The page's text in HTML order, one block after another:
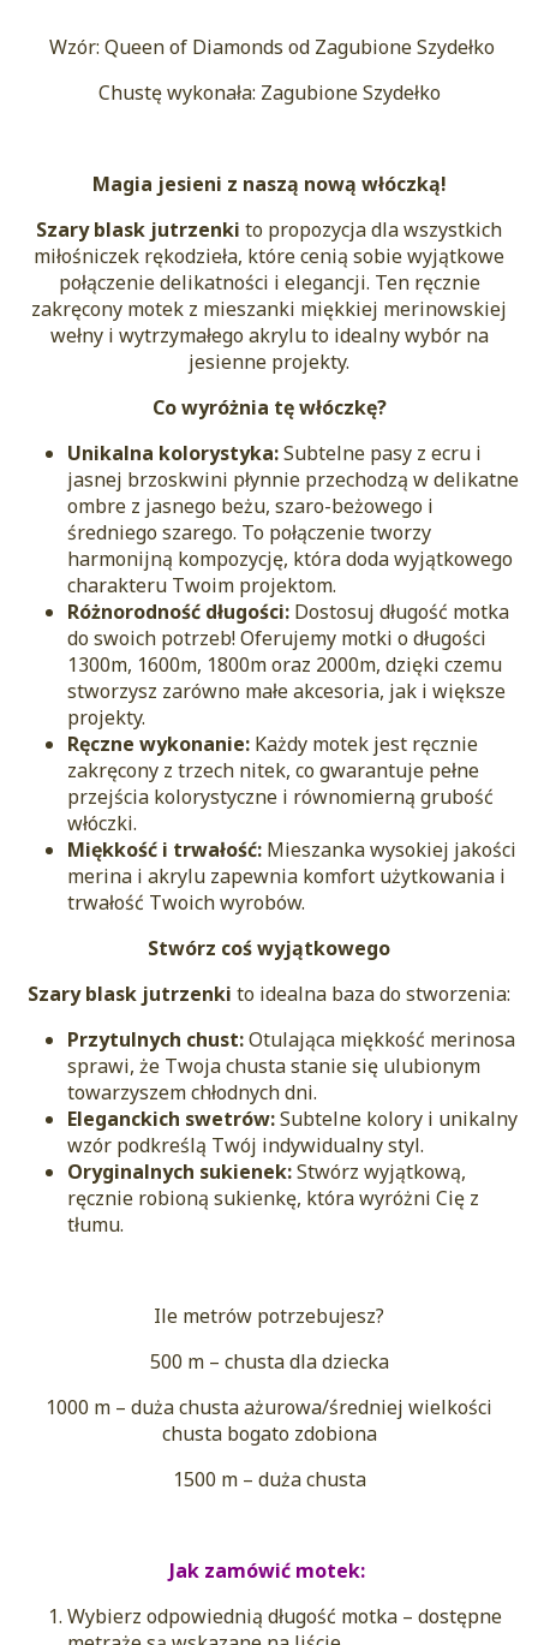
Wzór: Queen of Diamonds od Zagubione Szydełko
Chustę wykonała: Zagubione Szydełko
Magia jesieni z naszą nową włóczką!
Szary blask jutrzenki to propozycja dla wszystkich
miłośniczek rękodzieła, które cenią sobie wyjątkowe
połączenie delikatności i elegancji. Ten ręcznie
zakręcony motek z mieszanki miękkiej merinowskiej
wełny i wytrzymałego akrylu to idealny wybór na
jesienne projekty.
Co wyróżnia tę włóczkę?
Unikalna kolorystyka:Subtelne pasy z ecru i
jasnej brzoskwini płynnie przechodzą w delikatne
ombre z jasnego beżu, szaro-beżowego i
średniego szarego. To połączenie tworzy
harmonijną kompozycję, która doda wyjątkowego
charakteru Twoim projektom.
Różnorodność długości: Dostosuj długość motka
do swoich potrzeb! Oferujemy motki o długości
1300m, 1600m, 1800m oraz 2000m, dzięki czemu
stworzysz zarówno małe akcesoria, jak i większe
projekty.
Ręczne wykonanie: Każdy motek jest ręcznie
zakręcony z trzech nitek, co gwarantuje pełne
przejścia kolorystyczne i równomierną grubość
włóczki.
Miękkość i trwałość: Mieszanka wysokiej jakości
merina i akrylu zapewnia komfort użytkowania i
trwałość Twoich wyrobów.
Stwórz coś wyjątkowego
Szary blask jutrzenki to idealna baza do stworzenia:
Przytulnych chust:Otulająca miękkość merinosa
sprawi, że Twoja chusta stanie się ulubionym
towarzyszem chłodnych dni.
Eleganckich swetrów:Subtelne kolory i unikalny
wzór podkreślą Twój indywidualny styl.
Oryginalnych sukienek:Stwórz wyjątkową,
ręcznie robioną sukienkę, która wyróżni Cię z
tłumu.
Ile metrów potrzebujesz?
500 m – chusta dla dziecka
1000 m – duża chusta ażurowa/średniej wielkości
chusta bogato zdobiona
1500 m – duża chusta
Jak zamówić motek:
Wybierz odpowiednią długość motka – dostępne